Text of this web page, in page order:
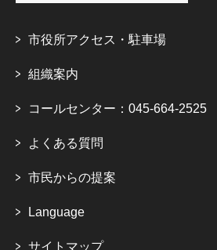
市役所アクセス・駐車場
組織案内
コールセンター：045-664-2525
よくある質問
市民からの提案
Language
サイトマップ